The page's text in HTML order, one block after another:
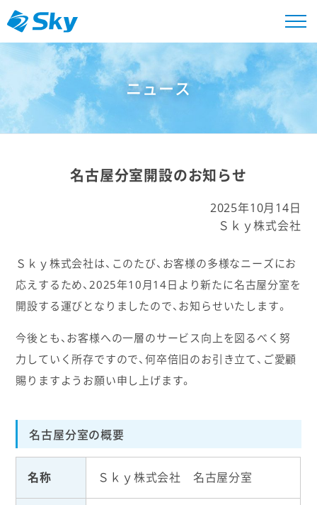
ニュース
名古屋分室開設のお知らせ
2025年10月14日
Ｓｋｙ株式会社
Ｓｋｙ株式会社は、このたび、お客様の多様なニーズにお
応えするため、2025年10月14日より新たに名古屋分室を
開設する運びとなりましたので、お知らせいたします。
今後とも、お客様への一層のサービス向上を図るべく努
力していく所存ですので、何卒倍旧のお引き立て、ご愛顧
賜りますようお願い申し上げます。
名古屋分室の概要
名称 Ｓｋｙ株式会社 名古屋分室